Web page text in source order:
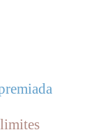
limites